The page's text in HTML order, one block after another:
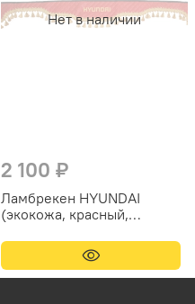
Нет в наличии
2 100 ₽
Ламбрекен HYUNDAI
(экокожа, красный,